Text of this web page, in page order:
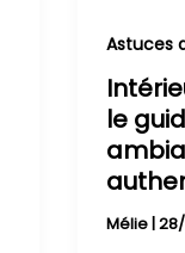
Astuces
le
Mélie |
bois
savoyard
:
le
guide
pour